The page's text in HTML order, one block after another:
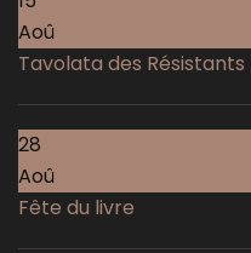
Aoû
Tavolata des Résistants
28
Aoû
Fête du livre